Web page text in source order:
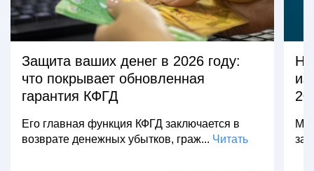
Защита ваших денег в 2026 году:
что покрывает обновленная
гарантия КФГД
Его главная функция КФГД заключается в
возврате денежных убытков, граж... Читать